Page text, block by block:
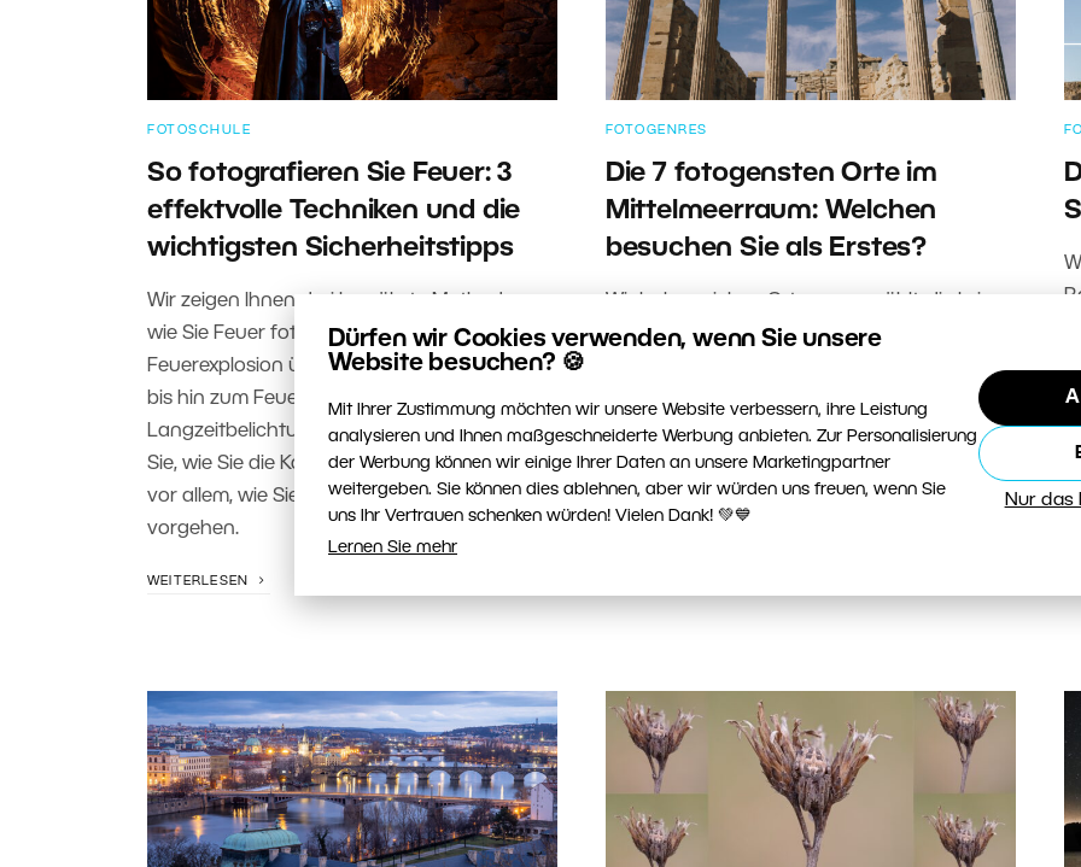
Dürfen wir Cookies verwenden, wenn Sie unsere
Website besuchen? 🍪
Mit Ihrer Zustimmung möchten wir unsere Website verbessern, ihre Leistung
analysieren und Ihnen maßgeschneiderte Werbung anbieten. Zur Personalisierung
der Werbung können wir einige Ihrer Daten an unsere Marketingpartner
weitergeben. Sie können dies ablehnen, aber wir würden uns freuen, wenn Sie
uns Ihr Vertrauen schenken würden! Vielen Dank! 💚💙
Lernen Sie mehr
Nur das
FOTOSCHULE
So fotografieren Sie Feuer: 3
effektvolle Techniken und die
wichtigsten Sicherheitstipps
Wir zeigen Ihnen drei bewährte Methoden,
wie Sie Feuer fotografieren – von der
Feuerexplosion über Flammen in den Händen
bis hin zum Feuerstab für
Langzeitbelichtungen. Außerdem erfahren
Sie, wie Sie die Kamera richtig einstellen und
vor allem, wie Sie beim Fotografieren sicher
vorgehen.
WEITERLESEN
FOTOGENRES
Die 7 fotogensten Orte im
Mittelmeerraum: Welchen
besuchen Sie als Erstes?
Fotograf verpassen sollte – von der
Montenegros bis zur kroatischen Küste. Wir
zeigen Ihnen, wohin Sie sich auf der Suche
nach Architektur, Landschaft und
authentischem Landleben aufmachen